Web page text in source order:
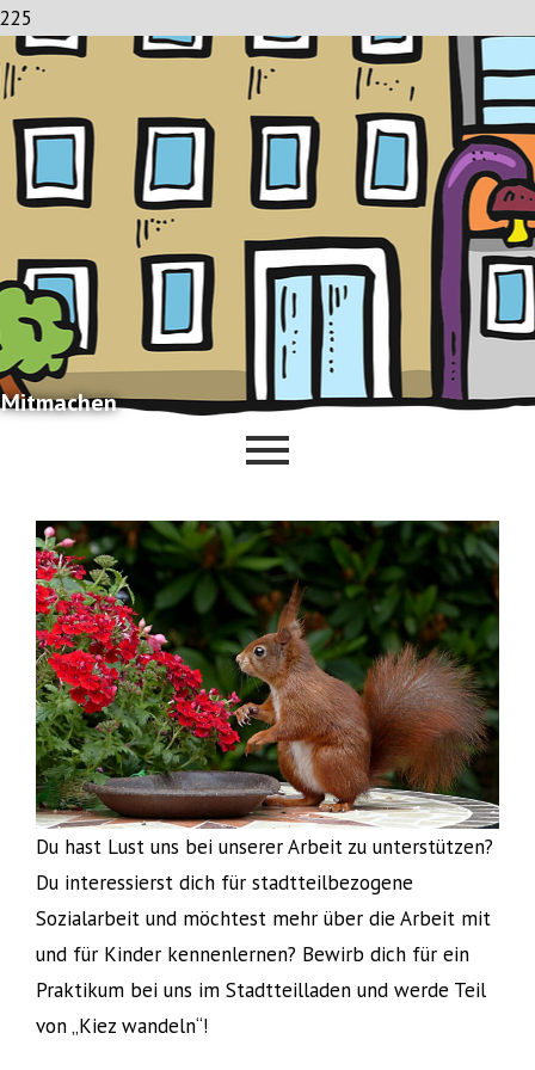
225
Mitmachen
Du hast Lust uns bei unserer Arbeit zu unterstützen?
Du interessierst dich für stadtteilbezogene
Sozialarbeit und möchtest mehr über die Arbeit mit
und für Kinder kennenlernen? Bewirb dich für ein
Praktikum bei uns im Stadtteilladen und werde Teil
von „Kiez wandeln“!